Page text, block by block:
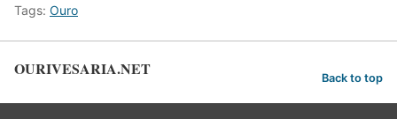
Tags: Ouro
OURIVESARIA.NET Back to top